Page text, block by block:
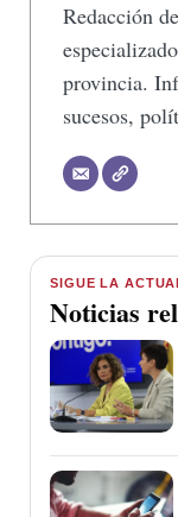
Redacción
provincia.
sucesos,
SIGUE LA
Noticias